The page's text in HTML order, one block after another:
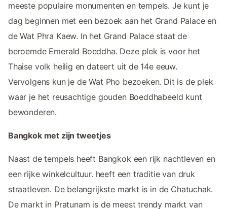
meeste populaire monumenten en tempels. Je kunt je
dag beginnen met een bezoek aan het Grand Palace en
de Wat Phra Kaew. In het Grand Palace staat de
beroemde Emerald Boeddha. Deze plek is voor het
Thaise volk heilig en dateert uit de 14e eeuw.
Vervolgens kun je de Wat Pho bezoeken. Dit is de plek
waar je het reusachtige gouden Boeddhabeeld kunt
bewonderen.
Bangkok met zijn tweetjes
Naast de tempels heeft Bangkok een rijk nachtleven en
een rijke winkelcultuur. heeft een traditie van druk
straatleven. De belangrijkste markt is in de Chatuchak.
De markt in Pratunam is de meest trendy markt van